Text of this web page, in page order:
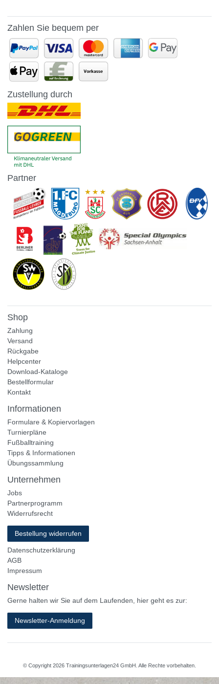
Zahlen Sie bequem per
Zustellung durch
Partner
Shop
Zahlung
Versand
Rückgabe
Helpcenter
Download-Kataloge
Bestellformular
Kontakt
Informationen
Formulare & Kopiervorlagen
Turnierpläne
Fußballtraining
Tipps & Informationen
Übungssammlung
Unternehmen
Jobs
Partnerprogramm
Widerrufsrecht
Bestellung widerrufen
Datenschutzerklärung
AGB
Impressum
Newsletter
Gerne halten wir Sie auf dem Laufenden, hier geht es zur:
Newsletter-Anmeldung
© Copyright 2026 Trainingsunterlagen24 GmbH. Alle Rechte vorbehalten.